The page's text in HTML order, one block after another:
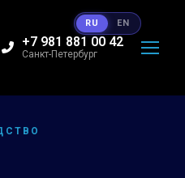
+7 981 881 00 42
Санкт-Петербург
RU EN